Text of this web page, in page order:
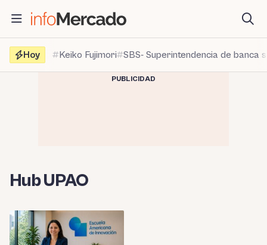
contenido
Hoy
Keiko Fujimori SBS- Superintendencia de banca
PUBLICIDAD
Hub UPAO